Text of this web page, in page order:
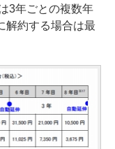
3年ごとの複数年
解約する場合は最